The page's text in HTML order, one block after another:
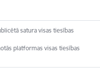
satura visas tiesības
platformas visas tiesības